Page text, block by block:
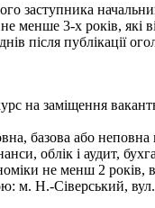
заступника
менше 3-х років,
після публікації
на заміщення
базова або неповна
облік і аудит,
не менш 2
м. Н.-Сіверський,